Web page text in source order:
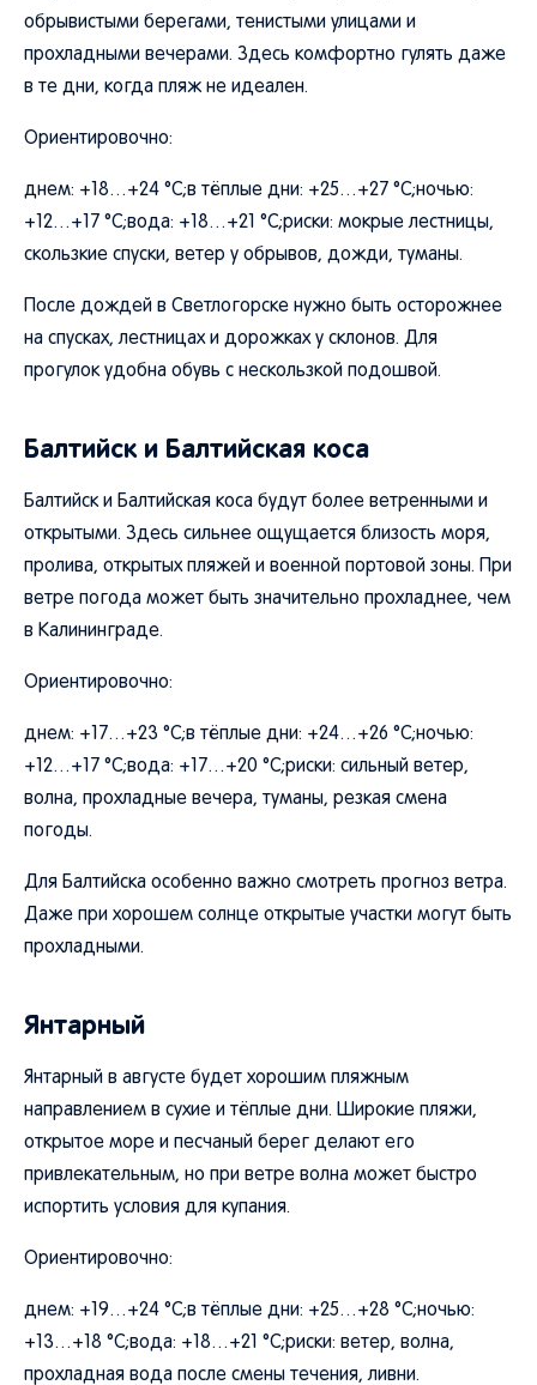
обрывистыми берегами, тенистыми улицами и
прохладными вечерами. Здесь комфортно гулять даже
в те дни, когда пляж не идеален.
Ориентировочно:
днем: +18…+24 °C;в тёплые дни: +25…+27 °C;ночью:
+12…+17 °C;вода: +18…+21 °C;риски: мокрые лестницы,
скользкие спуски, ветер у обрывов, дожди, туманы.
После дождей в Светлогорске нужно быть осторожнее
на спусках, лестницах и дорожках у склонов. Для
прогулок удобна обувь с нескользкой подошвой.
Балтийск и Балтийская коса
Балтийск и Балтийская коса будут более ветренными и
открытыми. Здесь сильнее ощущается близость моря,
пролива, открытых пляжей и военной портовой зоны. При
ветре погода может быть значительно прохладнее, чем
в Калининграде.
Ориентировочно:
днем: +17…+23 °C;в тёплые дни: +24…+26 °C;ночью:
+12…+17 °C;вода: +17…+20 °C;риски: сильный ветер,
волна, прохладные вечера, туманы, резкая смена
погоды.
Для Балтийска особенно важно смотреть прогноз ветра.
Даже при хорошем солнце открытые участки могут быть
прохладными.
Янтарный
Янтарный в августе будет хорошим пляжным
направлением в сухие и тёплые дни. Широкие пляжи,
открытое море и песчаный берег делают его
привлекательным, но при ветре волна может быстро
испортить условия для купания.
Ориентировочно:
днем: +19…+24 °C;в тёплые дни: +25…+28 °C;ночью:
+13…+18 °C;вода: +18…+21 °C;риски: ветер, волна,
прохладная вода после смены течения, ливни.